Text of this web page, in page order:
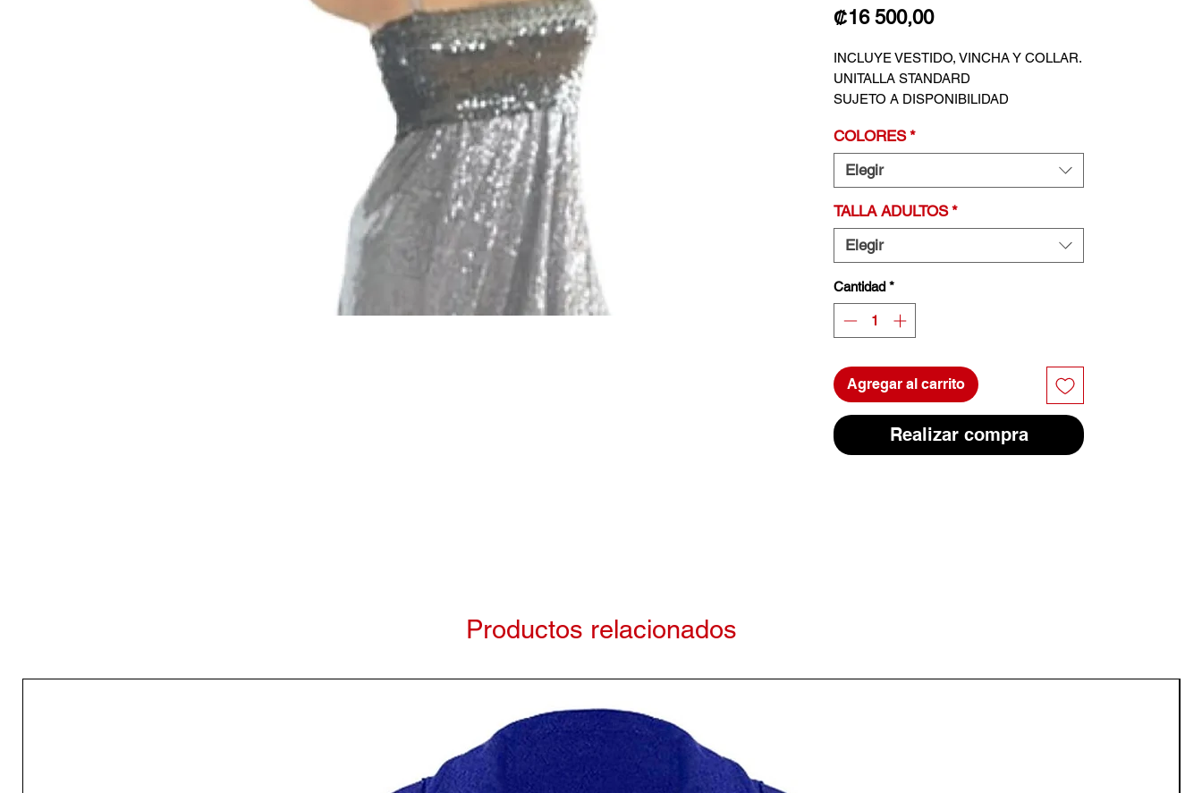
₡16 500,00Precio
INCLUYE VESTIDO, VINCHA Y COLLAR.
UNITALLA STANDARD
SUJETO A DISPONIBILIDAD
COLORES *
Elegir
TALLA ADULTOS *
Elegir
Cantidad *
Agregar al carrito
Realizar compra
Productos relacionados